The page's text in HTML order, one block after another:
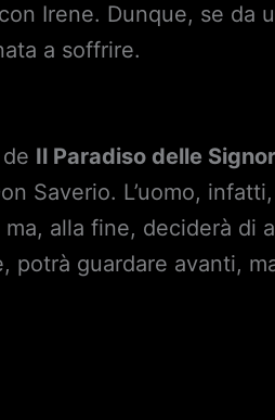
Irene. Dunque, se da
a soffrire.
Il Paradiso delle
Saverio. L’uomo,
alla fine, deciderà di
potrà guardare avanti,